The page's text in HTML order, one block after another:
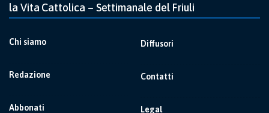
la Vita Cattolica – Settimanale del Friuli
Chi siamo
Redazione
Abbonati
Diffusori
Contatti
Legal